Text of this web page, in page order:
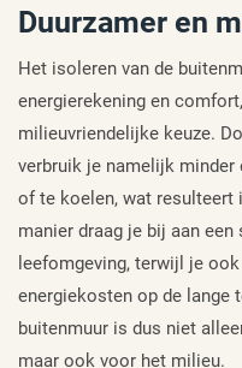
Duurzamer en
Het isoleren van de
energierekening en
milieuvriendelijke keuze.
verbruik je namelijk minder
of te koelen, wat resulteert
manier draag je bij aan een
leefomgeving, terwijl je
energiekosten op de lange
buitenmuur is dus niet
maar ook voor het milieu.